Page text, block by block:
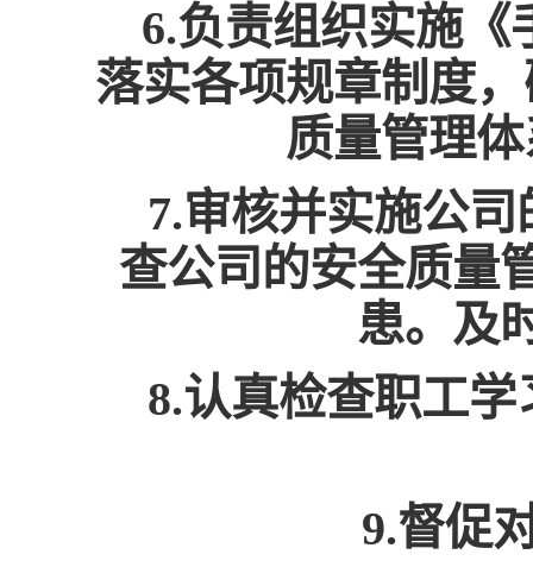
6.负责组织实施《
落实各项规章制度
质量管理
7.审核并实施公
查公司的安全质量
患。及
8.认真检查职工
9.督促